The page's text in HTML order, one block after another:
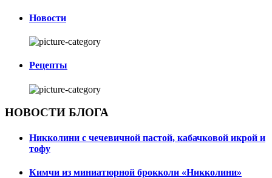
Новости
Рецепты
НОВОСТИ БЛОГА
Никколини с чечевичной пастой, кабачковой икрой и
тофу
Кимчи из миниатюрной брокколи «Никколини»